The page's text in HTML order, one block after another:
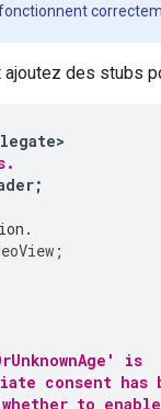
ajoutez des stubs
;
;
is
consent has
to